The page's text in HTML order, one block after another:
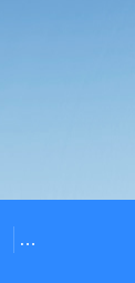
DDG-